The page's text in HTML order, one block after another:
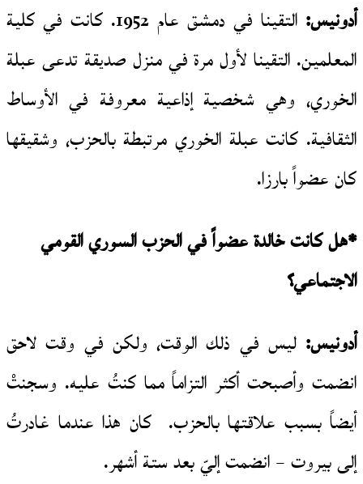
أدونيس:
التقينا في دمشق عام 1952. كانت في كلية
المعلمين. التقينا لأول مرة في منزل صديقة تدعى عبلة
الخوري، وهي شخصية إذاعية معروفة في الأوساط
الثقافية. كانت عبلة الخوري مرتبطة بالحزب، وشقيقها
كان عضواً بارزا.
*هل كانت خالدة عضواً في الحزب السوري القومي
الاجتماعي؟
أدونيس: ليس في ذلك الوقت، ولكن في وقت لاحق
انضمت وأصبحت أكثر التزاماً مما كنتُ عليه. وسجنتْ
أيضاً بسبب علاقتها بالحزب. كان هذا عندما غادرتُ
إلى بيروت – انضمت إليّ بعد ستة أشهر.